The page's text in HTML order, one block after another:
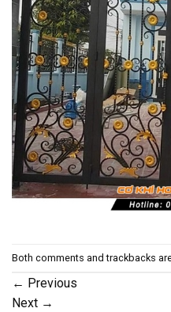
Both comments and trackbacks
← Previous
Next →